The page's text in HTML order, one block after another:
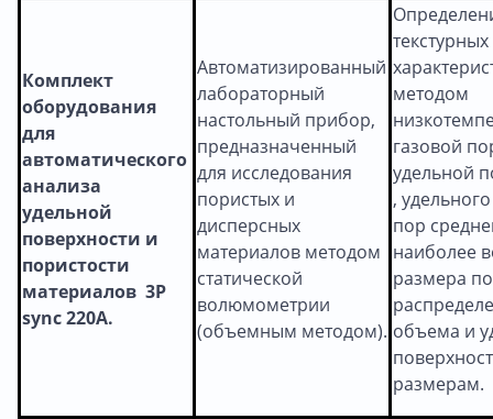
Комплект
оборудования
для
автоматического
анализа
удельной
поверхности и
пористости
материалов 3Р
sync 220A.
Автоматизированный
лабораторный
настольный прибор,
предназначенный
для исследования
пористых и
дисперсных
материалов методом
статической
волюмометрии
(объемным методом).
текстурных
методом
газовой
удельной
,
пор
наиболее
размера
объема и
размерам.